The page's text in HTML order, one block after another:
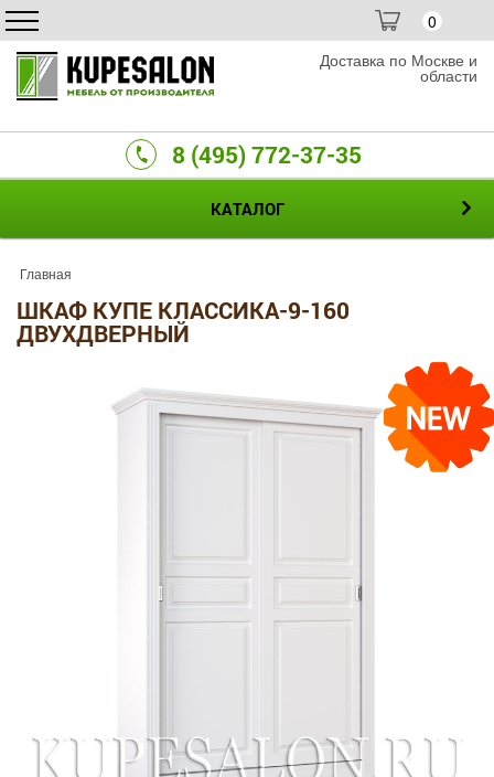
0
Доставка по Москве и
области
8 (495) 772-37-35
КАТАЛОГ
Главная
ШКАФ КУПЕ КЛАССИКА-9-160
ДВУХДВЕРНЫЙ